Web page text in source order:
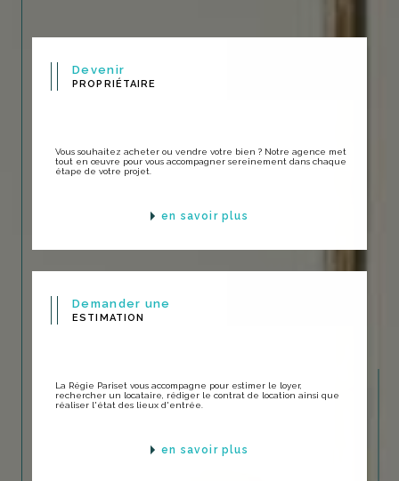
Devenir
PROPRIÉTAIRE
Vous souhaitez acheter ou vendre votre bien ? Notre agence met
tout en œuvre pour vous accompagner sereinement dans chaque
étape de votre projet.
en savoir plus
Demander une
ESTIMATION
La Régie Pariset vous accompagne pour estimer le loyer,
rechercher un locataire, rédiger le contrat de location ainsi que
réaliser l'état des lieux d'entrée.
en savoir plus